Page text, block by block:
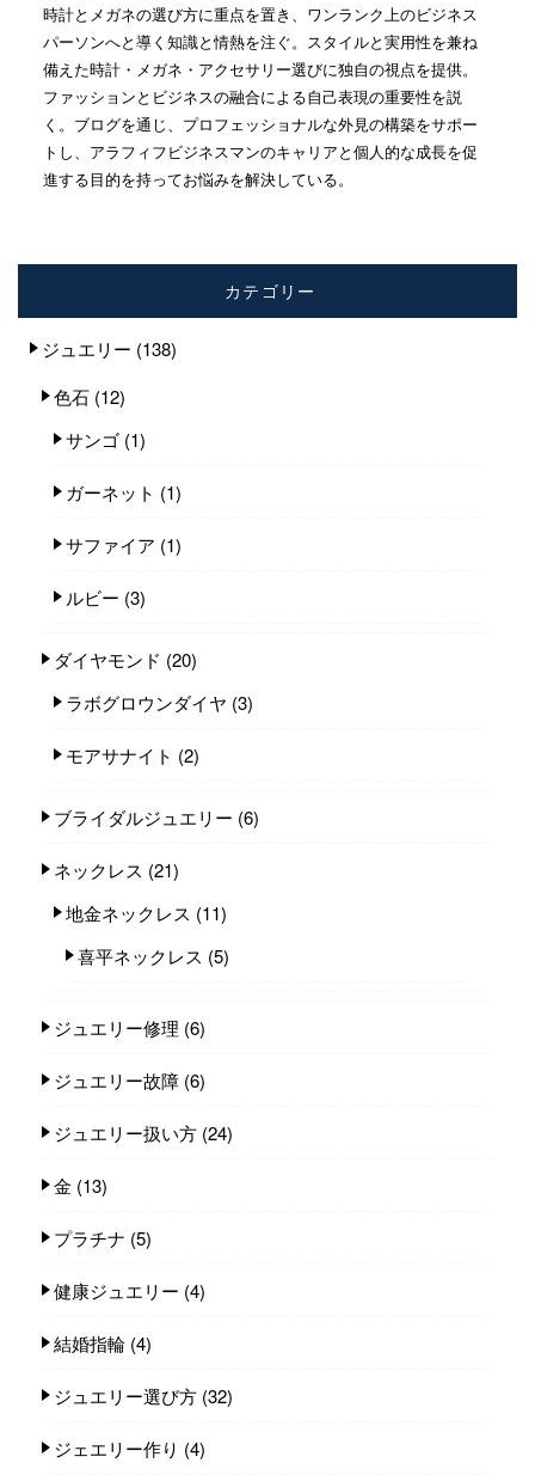
時計とメガネの選び方に重点を置き、ワンランク上のビジネス
パーソンへと導く知識と情熱を注ぐ。スタイルと実用性を兼ね
備えた時計・メガネ・アクセサリー選びに独自の視点を提供。
ファッションとビジネスの融合による自己表現の重要性を説
く。ブログを通じ、プロフェッショナルな外見の構築をサポー
トし、アラフィフビジネスマンのキャリアと個人的な成長を促
進する目的を持ってお悩みを解決している。
カテゴリー
ジュエリー (138)
色石 (12)
サンゴ (1)
ガーネット (1)
サファイア (1)
ルビー (3)
ダイヤモンド (20)
ラボグロウンダイヤ (3)
モアサナイト (2)
ブライダルジュエリー (6)
ネックレス (21)
地金ネックレス (11)
喜平ネックレス (5)
ジュエリー修理 (6)
ジュエリー故障 (6)
ジュエリー扱い方 (24)
金 (13)
プラチナ (5)
健康ジュエリー (4)
結婚指輪 (4)
ジュエリー選び方 (32)
ジェエリー作り (4)